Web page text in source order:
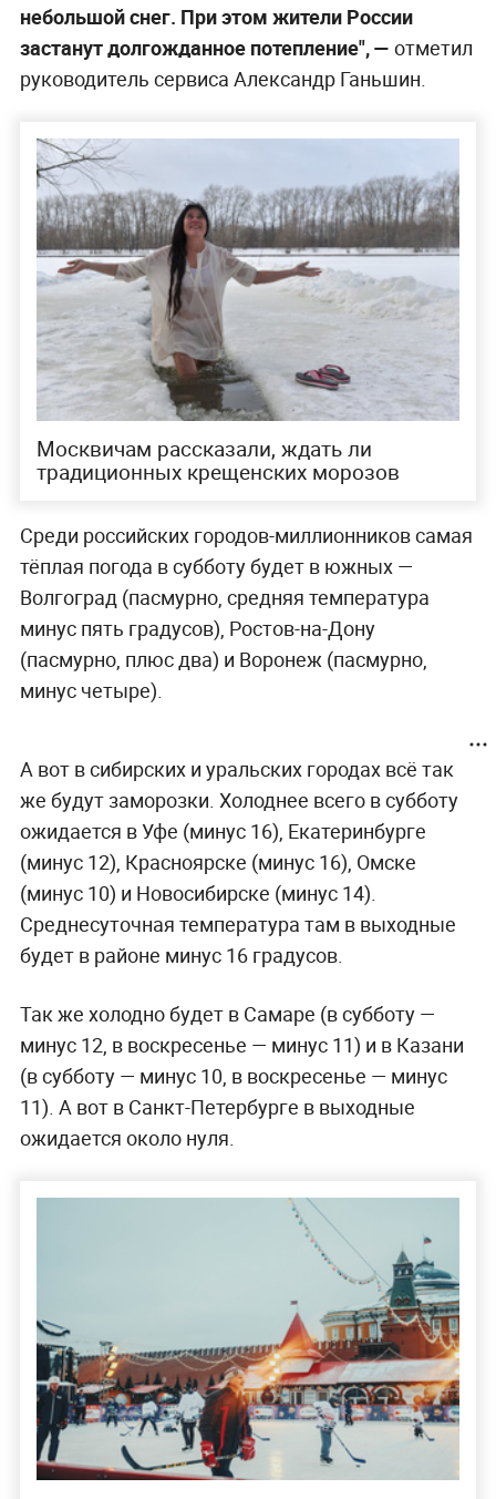
небольшой снег. При этом жители России
застанут долгожданное потепление", — отметил
руководитель сервиса Александр Ганьшин.
Москвичам рассказали, ждать ли
традиционных крещенских морозов
Среди российских городов-миллионников самая
тёплая погода в субботу будет в южных —
Волгоград (пасмурно, средняя температура
минус пять градусов), Ростов-на-Дону
(пасмурно, плюс два) и Воронеж (пасмурно,
минус четыре).
А вот в сибирских и уральских городах всё так
же будут заморозки. Холоднее всего в субботу
ожидается в Уфе (минус 16), Екатеринбурге
(минус 12), Красноярске (минус 16), Омске
(минус 10) и Новосибирске (минус 14).
Среднесуточная температура там в выходные
будет в районе минус 16 градусов.
Так же холодно будет в Самаре (в субботу —
минус 12, в воскресенье — минус 11) и в Казани
(в субботу — минус 10, в воскресенье — минус
11). А вот в Санкт-Петербурге в выходные
ожидается около нуля.